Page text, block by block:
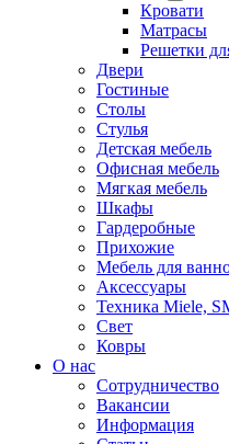
Кровати
Матрасы
Решетки
Двери
Гостиные
Столы
Стулья
Детская мебель
Офисная мебель
Мягкая мебель
Шкафы
Гардеробные
Прихожие
Мебель для
Аксессуары
Техника Miele,
Свет
Ковры
О нас
Сотрудничество
Вакансии
Информация